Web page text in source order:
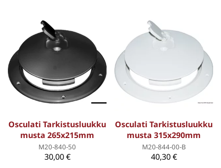
Osculati Tarkistusluukku
musta 265x215mm
M20-840-50
30,00 €
Osculati Tarkistusluukku
musta 315x290mm
M20-844-00-B
40,30 €